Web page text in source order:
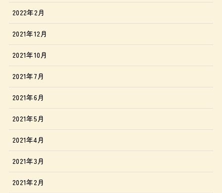
2022年2月
2021年12月
2021年10月
2021年7月
2021年6月
2021年5月
2021年4月
2021年3月
2021年2月